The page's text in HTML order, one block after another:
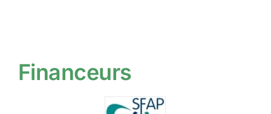
Financeurs